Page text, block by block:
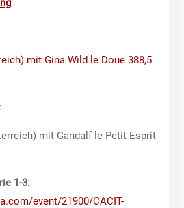
mit Gina Wild le Doue 388,5
mit Gandalf le Petit Esprit
1-3:
event/21900/CACIT-